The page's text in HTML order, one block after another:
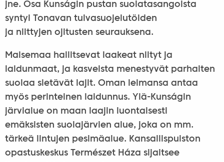
jne. Osa Kunságin pustan suolatasangoista
syntyi Tonavan tulvasuojelutöiden
ja niittyjen ojitusten seurauksena.
Maisemaa hallitsevat laakeat niityt ja
laidunmaat, ja kasveista menestyvät parhaiten
suolaa sietävät lajit. Oman leimansa antaa
myös perinteinen laidunnus. Ylä-Kunságin
järvialue on maan laajin luontaisesti
emäksisten suolajärvien alue, joka on mm.
tärkeä lintujen pesimäalue. Kansallispuiston
opastuskeskus Természet Háza sijaitsee